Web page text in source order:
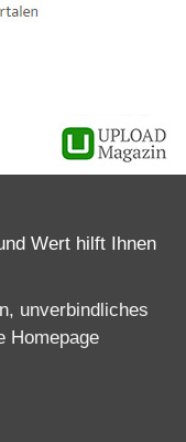
Wert hilft Ihnen
unverbindliches
Homepage